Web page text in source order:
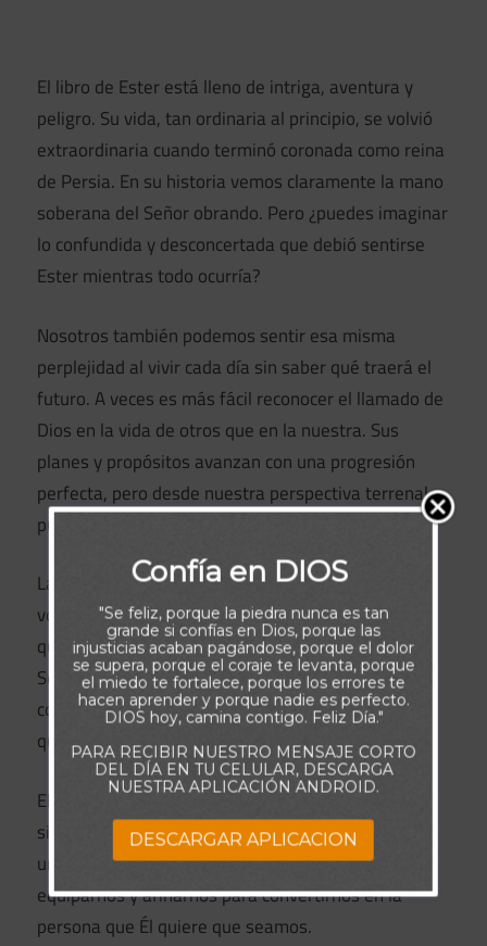
El libro de Ester está lleno de intriga, aventura y
peligro. Su vida, tan ordinaria al principio, se volvió
extraordinaria cuando terminó coronada como reina
de Persia. En su historia vemos claramente la mano
soberana del Señor obrando. Pero ¿puedes imaginar
lo confundida y desconcertada que debió sentirse
Ester mientras todo ocurría?
Nosotros también podemos sentir esa misma
perplejidad al vivir cada día sin saber qué traerá el
futuro. A veces es más fácil reconocer el llamado de
Dios en la vida de otros que en la nuestra. Sus
planes y propósitos avanzan con una progresión
perfecta, pero desde nuestra perspectiva terrenal
pueden parecer caóticos e incomprensibles.
La historia de Ester nos anima a confiar en la
voluntad y los propósitos de Dios, sin importar lo
que suceda. Todo creyente tiene un llamado del
Señor (2 Tesalonicenses 1:11-12). Él guía
continuamente a cada uno de Sus hijos en la obra
que ha preparado específicamente para su vida.
El llamado de Dios incluye no solo lo que hacemos,
sino también quiénes somos. Cada experiencia es
una herramienta que Él utiliza para moldearnos,
equiparnos y afinarnos para convertirnos en la
persona que Él quiere que seamos.
Confía en DIOS
"Se feliz, porque la piedra nunca es tan
grande si confías en Dios, porque las
injusticias acaban pagándose, porque el dolor
se supera, porque el coraje te levanta, porque
el miedo te fortalece, porque los errores te
hacen aprender y porque nadie es perfecto.
DIOS hoy, camina contigo. Feliz Día."
PARA RECIBIR NUESTRO MENSAJE CORTO
DEL DÍA EN TU CELULAR, DESCARGA
NUESTRA APLICACIÓN ANDROID.
DESCARGAR APLICACION